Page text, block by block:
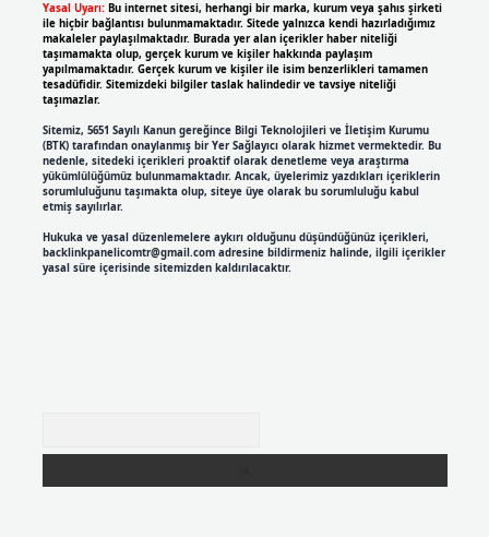
Yasal Uyarı: Bu internet sitesi, herhangi bir marka, kurum veya şahıs şirketi
ile hiçbir bağlantısı bulunmamaktadır. Sitede yalnızca kendi hazırladığımız
makaleler paylaşılmaktadır. Burada yer alan içerikler haber niteliği
taşımamakta olup, gerçek kurum ve kişiler hakkında paylaşım
yapılmamaktadır. Gerçek kurum ve kişiler ile isim benzerlikleri tamamen
tesadüfidir. Sitemizdeki bilgiler taslak halindedir ve tavsiye niteliği
taşımazlar.
Sitemiz, 5651 Sayılı Kanun gereğince Bilgi Teknolojileri ve İletişim Kurumu
(BTK) tarafından onaylanmış bir Yer Sağlayıcı olarak hizmet vermektedir. Bu
nedenle, sitedeki içerikleri proaktif olarak denetleme veya araştırma
yükümlülüğümüz bulunmamaktadır. Ancak, üyelerimiz yazdıkları içeriklerin
sorumluluğunu taşımakta olup, siteye üye olarak bu sorumluluğu kabul
etmiş sayılırlar.
Hukuka ve yasal düzenlemelere aykırı olduğunu düşündüğünüz içerikleri,
backlinkpanelicomtr@gmail.comadresine bildirmeniz halinde, ilgili içerikler
yasal süre içerisinde sitemizden kaldırılacaktır.